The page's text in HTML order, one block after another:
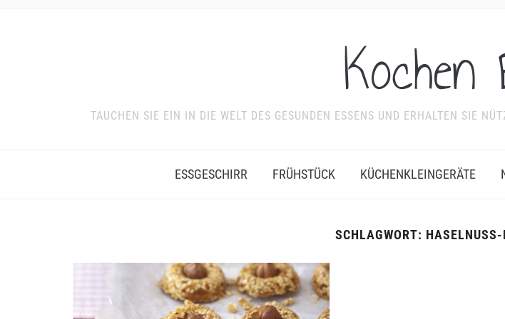
TAUCHEN SIE EIN IN DIE WELT DES GESUNDEN ESSENS UND ERHALTEN SIE
ESSGESCHIRR FRÜHSTÜCK KÜCHENKLEINGERÄTE
SCHLAGWORT: